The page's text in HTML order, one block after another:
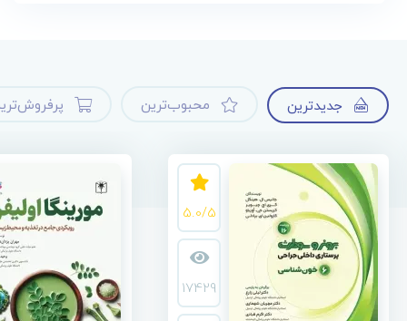
جدیدترین محبوب‌ترین
5.0/5
17429